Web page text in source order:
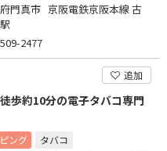
門真市 京阪電鉄京阪本線 古
2477
追加
歩約10分の電子タバコ専門
ング タバコ